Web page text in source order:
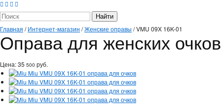
Главная /Интернет-магазин /Женские оправы /VMU 09X 16K-01
Оправа для женских
Цена:35 500 руб.